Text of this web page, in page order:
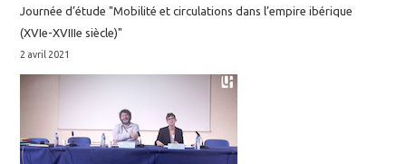
Journée d’étude "Mobilité et circulations dans l’empire ibérique
(XVIe-XVIIIe siècle)"
2 avril 2021